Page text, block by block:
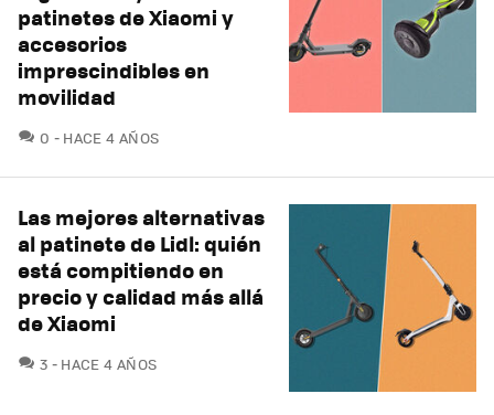
patinetes de Xiaomi y
accesorios
imprescindibles en
movilidad
0 COMENTARIOS
HACE 4 AÑOS
Las mejores alternativas
al patinete de Lidl: quién
está compitiendo en
precio y calidad más allá
de Xiaomi
3 COMENTARIOS
HACE 4 AÑOS